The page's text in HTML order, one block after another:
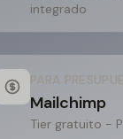
integrado
PARA
Mailchimp
Tier gratuito -